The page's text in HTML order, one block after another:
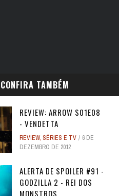
CONFIRA TAMBÉM
REVIEW: ARROW S01E08
- VENDETTA
REVIEW, SÉRIES E TV
6 DE
DEZEMBRO DE 2012
ALERTA DE SPOILER #91 -
GODZILLA 2 - REI DOS
MONSTROS